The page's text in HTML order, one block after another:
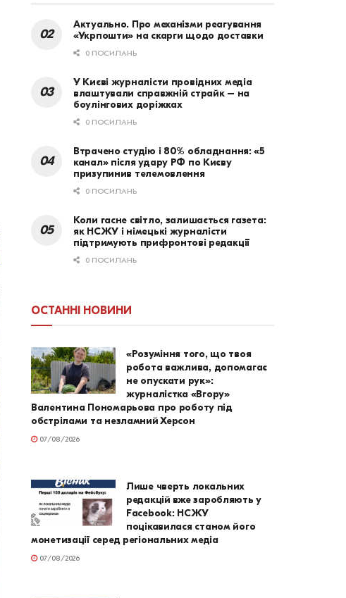
Актуально. Про механізми реагування
«Укрпошти» на скарги щодо доставки
0 ПОСИЛАНЬ
У Києві журналісти провідних медіа
влаштували справжній страйк – на
боулінгових доріжках
0 ПОСИЛАНЬ
Втрачено студію і 80% обладнання: «5
канал» після удару РФ по Києву
призупинив телемовлення
0 ПОСИЛАНЬ
Коли гасне світло, залишається газета:
як НСЖУ і німецькі журналісти
підтримують прифронтові редакції
0 ПОСИЛАНЬ
ОСТАННІ НОВИНИ
«Розуміння того, що твоя
робота важлива, допомагає
не опускати рук»:
журналістка «Вгору»
Валентина Пономарьова про роботу під
обстрілами та незламний Херсон
07/08/2026
Лише чверть локальних
редакцій вже заробляють у
Facebook: НСЖУ
поцікавилася станом його
монетизації серед регіональних медіа
07/08/2026